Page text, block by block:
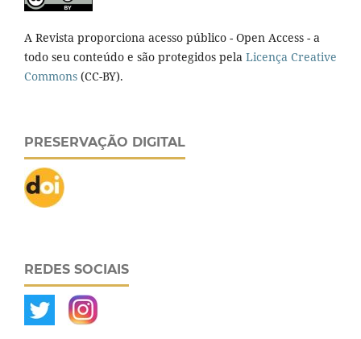
A Revista proporciona acesso público - Open Access - a
todo seu conteúdo e são protegidos pela Licença Creative
Commons (CC-BY).
PRESERVAÇÃO DIGITAL
REDES SOCIAIS